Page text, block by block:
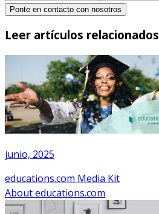
Ponte en contacto con nosotros
Leer artículos relacionados
junio, 2025
educations.com Media Kit
About educations.com